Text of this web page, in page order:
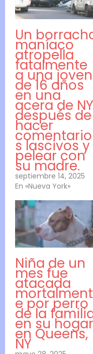
Un
maníaco
atropella
fatalmente
a una joven
de 16 años
en una
acera de NY
después de
hacer
comentario
s lascivos y
pelear con
su madre.
septiembre 14, 2025
En «Nueva York»
Niña de un
mes fue
atacada
mortalment
e por perro
de la
en su hogar
en Queens,
NY